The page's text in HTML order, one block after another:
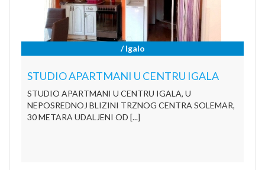
/ Igalo
STUDIO APARTMANI U CENTRU IGALA
STUDIO APARTMANI U CENTRU IGALA, U
NEPOSREDNOJ BLIZINI TRZNOG CENTRA SOLEMAR,
30 METARA UDALJENI OD [...]